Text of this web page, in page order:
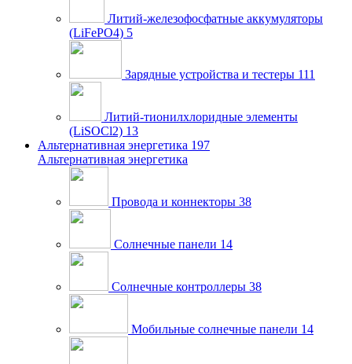
Литий-железофосфатные аккумуляторы
(LiFePO4) 5
Зарядные устройства и тестеры 111
Литий-тионилхлоридные элементы
(LiSOCl2) 13
Альтернативная энергетика 197
Альтернативная энергетика
Провода и коннекторы 38
Солнечные панели 14
Солнечные контроллеры 38
Мобильные солнечные панели 14